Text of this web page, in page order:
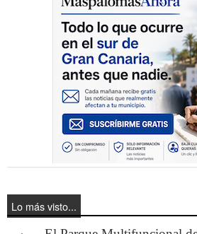
Lo más visto...